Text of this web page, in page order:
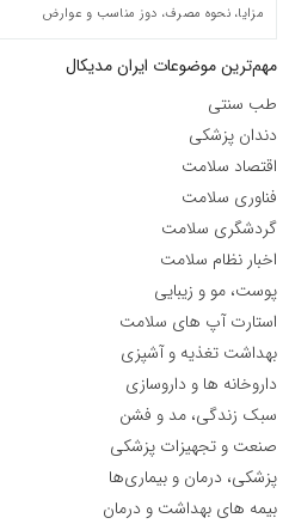
مزایا، نحوه مصرف، دوز مناسب و عوارض
مهم‌ترین موضوعات ایران مدیکال
طب سنتی
دندان پزشکی
اقتصاد سلامت
فناوری سلامت
گردشگری سلامت
اخبار نظام سلامت
پوست، مو و زیبایی
استارت آپ های سلامت
بهداشت تغذیه و آشپزی
داروخانه ها و داروسازی
سبک زندگی، مد و فشن
صنعت و تجهیزات پزشکی
پزشکی، درمان و بیماری‌ها
بیمه های بهداشت و درمان